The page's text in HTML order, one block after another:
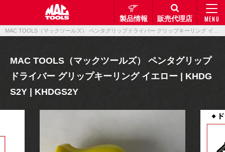
MENU
製品情報 販売代理店
MAC TOOLS（マックツールズ） ペンタグリップ
ドライバー グリップキーリング イエロー | KHDG
S2Y | KHDGS2Y